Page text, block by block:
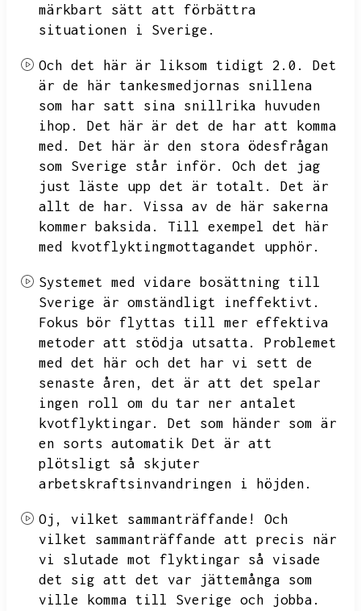
märkbart sätt att förbättra
situationen i Sverige.
Och det här är liksom tidigt 2.0.
Det
är de här tankesmedjornas snillena
som har satt sina snillrika huvuden
ihop.
Det här är det de har att komma
med.
Det här är den stora ödesfrågan
som Sverige står inför.
Och det jag
just läste upp det är totalt.
Det är
allt de har.
Vissa av de här sakerna
kommer baksida.
Till exempel det här
med kvotflyktingmottagandet upphör.
Systemet med vidare bosättning till
Sverige är omständligt ineffektivt.
Fokus bör flyttas till mer effektiva
metoder att stödja utsatta.
Problemet
med det här och det har vi sett de
senaste åren,
det är att det spelar
ingen roll om du tar ner antalet
kvotflyktingar.
Det som händer som är
en sorts automatik Det är att
plötsligt så skjuter
arbetskraftsinvandringen i höjden.
Oj, vilket sammanträffande!
Och
vilket sammanträffande att precis när
vi slutade mot flyktingar så visade
det sig att det var jättemånga som
ville komma till Sverige och jobba.